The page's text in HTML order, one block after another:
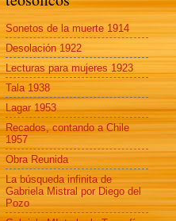
Sonetos de la muerte 1914
Desolación 1922
Lecturas para mujeres 1923
Tala 1938
Lagar 1953
Recados, contando a Chile
1957
Obra Reunida
La búsqueda infinita de
Gabriela Mistral por Diego del
Pozo